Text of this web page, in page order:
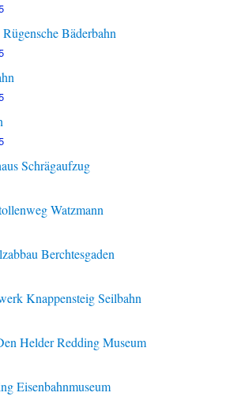
Bäderbahn
Schrägaufzug
Watzmann
Berchtesgaden
Knappensteig Seilbahn
Helder Redding Museum
Eisenbahnmuseum